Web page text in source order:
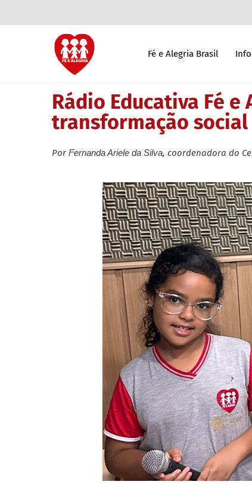
Fé e Alegria Brasil
Rádio Educativa Fé
transformação social
Por Fernanda Ariele da Silva, coordenadora do